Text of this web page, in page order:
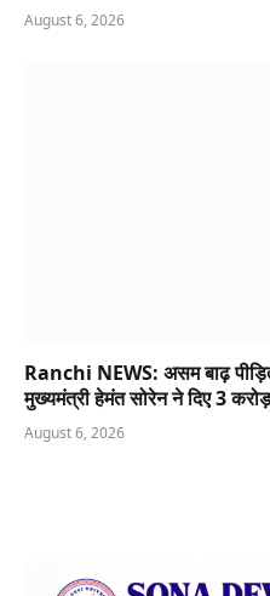
August 6, 2026
Ranchi NEWS: असम बाढ़
मुख्यमंत्री हेमंत सोरेन ने दिए 3
August 6, 2026